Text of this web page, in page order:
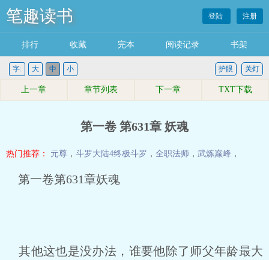
笔趣读书 登陆 注册
排行 收藏 完本 阅读记录 书架
字: 大 中 小 关灯
护眼
上一章 章节列表 下一章 TXT下载
第一卷 第631章 妖魂
热门推荐： 元尊 ， 斗罗大陆4终极斗罗 ， 全职法师 ， 武炼巅峰 ，
第一卷第631章妖魂
其他这也是没办法，谁要他除了师父年龄最大